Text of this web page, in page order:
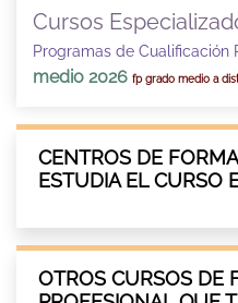
Cursos
Programas de Cualificación
medio 2026 fp grado medio a
CENTROS DE
ESTUDIA EL CURSO
OTROS CURSOS DE